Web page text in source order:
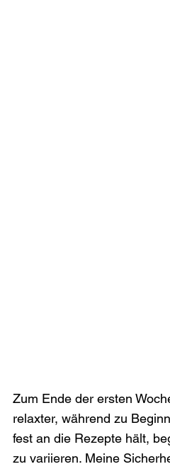
Zum Ende der ersten
relaxter, während zu
fest an die Rezepte hält,
zu variieren. Meine